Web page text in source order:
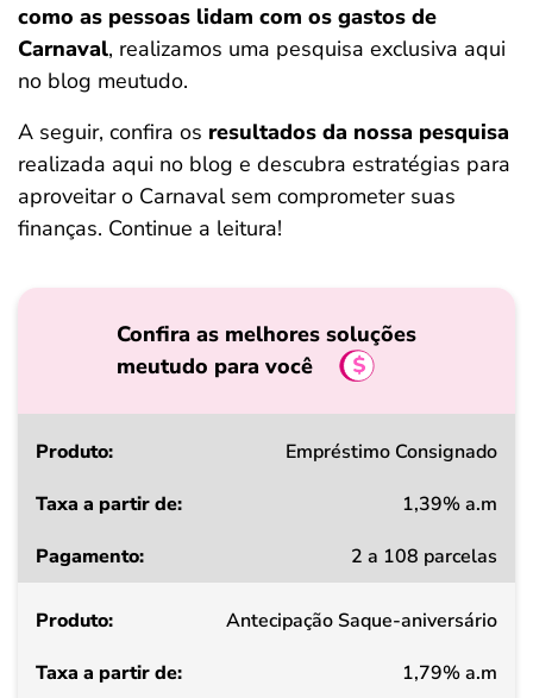
como as pessoas lidam com os gastos de
Carnaval, realizamos uma pesquisa exclusiva aqui
no blog meutudo.
A seguir, confira os resultados da nossa pesquisa
realizada aqui no blog e descubra estratégias para
aproveitar o Carnaval sem comprometer suas
finanças. Continue a leitura!
Confira as melhores soluções
meutudo para você
Produto
a
de
Empréstimo Consignado
1,39% a.m
2 a 108 parcelas
Antecipação Saque-aniversário
1,79% a.m